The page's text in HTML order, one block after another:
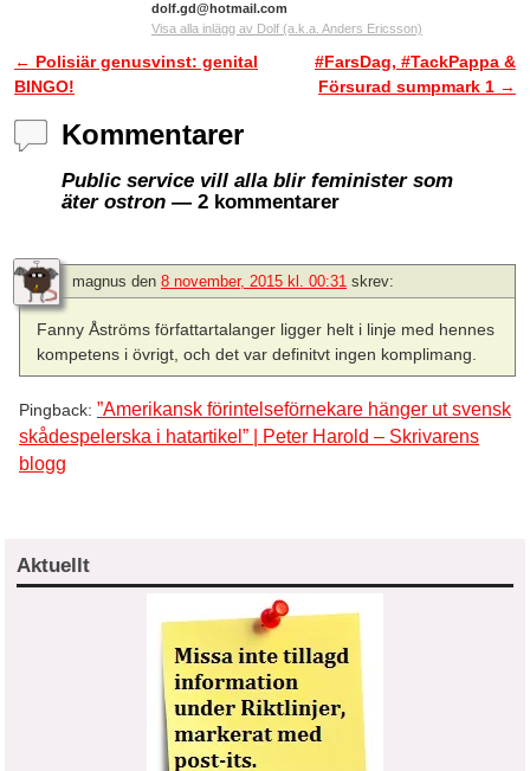
dolf.gd@hotmail.com
Visa alla inlägg av Dolf (a.k.a. Anders Ericsson)
Inläggsnavigering
← Polisiär genusvinst: genital
BINGO!
#FarsDag, #TackPappa &
Försurad sumpmark 1 →
Kommentarer
Public service vill alla blir feminister som
äter ostron — 2 kommentarer
magnus den 8 november, 2015 kl. 00:31 skrev:
Fanny Åströms författartalanger ligger helt i linje med hennes
kompetens i övrigt, och det var definitvt ingen komplimang.
Pingback: ”Amerikansk förintelseförnekare hänger ut svensk
skådespelerska i hatartikel” | Peter Harold – Skrivarens
blogg
Aktuellt